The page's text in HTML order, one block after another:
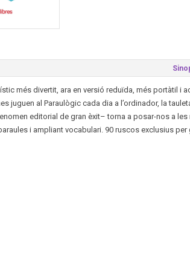
més divertit, ara en versió reduïda, més portàtil i
juguen al Paraulògic cada dia a l’ordinador, la
editorial de gran èxit– torna a posar-nos a
i ampliant vocabulari. 90 ruscos exclusius